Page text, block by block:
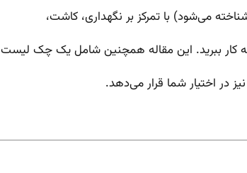
می‌شود) با تمرکز بر نگهداری، کاشت،
به کار ببرید. این مقاله همچنین شامل یک چک لیست
در اختیار شما قرار می‌دهد.